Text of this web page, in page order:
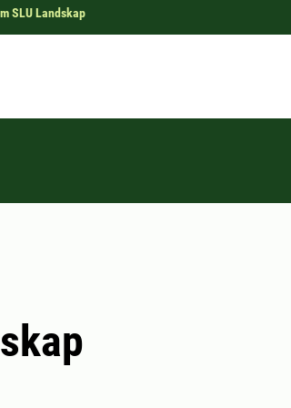
SLU Landskap